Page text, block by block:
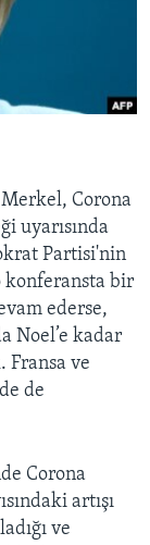
Corona
uyarısında
Partisi'nin
konferansta bir
ederse,
Noel’e kadar
Fransa ve
de
Corona
artışı
ve